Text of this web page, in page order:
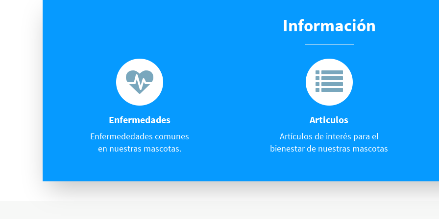
Información
Enfermedades
Enfermededades comunes
en nuestras mascotas.
Articulos
Artículos de interés para el
bienestar de nuestras mascotas